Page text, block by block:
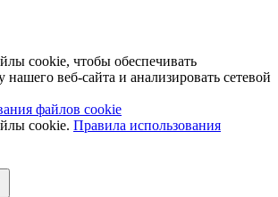
cookie, чтобы обеспечивать
веб-сайта и анализировать сетевой
файлов cookie
cookie. Правила использования